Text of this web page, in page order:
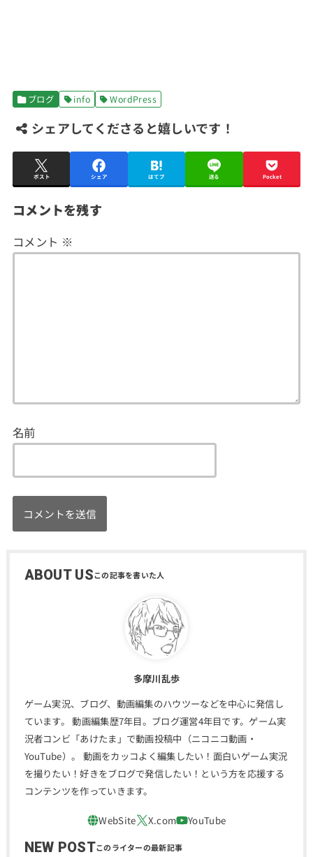
ブログ info WordPress
シェアしてくださると嬉しいです！
ポスト シェア はてブ 送る Pocket
コメントを残す
コメント ※
名前
ABOUT US
多摩川乱歩
ゲーム実況、ブログ、動画編集のハウツーなどを中心に発信し
ています。 動画編集歴7年目。ブログ運営4年目です。ゲーム実
況者コンビ「あけたま」で動画投稿中（ニコニコ動画・
YouTube）。 動画をカッコよく編集したい！面白いゲーム実況
を撮りたい！好きをブログで発信したい！という方を応援する
コンテンツを作っていきます。
NEW POST